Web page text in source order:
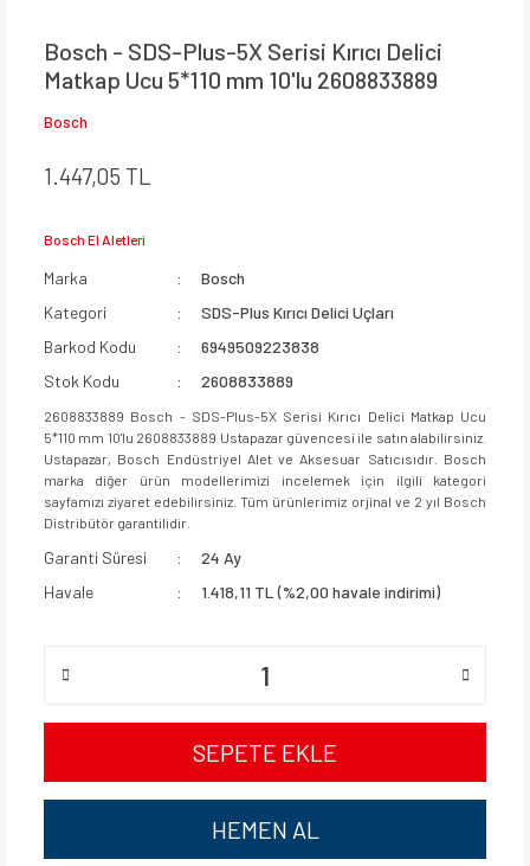
Bosch - SDS-Plus-5X Serisi Kırıcı Delici
Matkap Ucu 5*110 mm 10'lu 2608833889
Bosch
1.447,05 TL
Bosch El Aletleri
Marka
Bosch
Kategori
SDS-Plus Kırıcı Delici Uçları
Barkod Kodu
6949509223838
Stok Kodu
2608833889
2608833889 Bosch - SDS-Plus-5X Serisi Kırıcı Delici Matkap Ucu
5*110 mm 10'lu 2608833889 Ustapazar güvencesi ile satın alabilirsiniz.
Ustapazar, Bosch Endüstriyel Alet ve Aksesuar Satıcısıdır. Bosch
marka diğer ürün modellerimizi incelemek için ilgili kategori
sayfamızı ziyaret edebilirsiniz. Tüm ürünlerimiz orjinal ve 2 yıl Bosch
Distribütör garantilidir.
Garanti Süresi
24 Ay
Havale
1.418,11 TL (%2,00 havale indirimi)
SEPETE EKLE
HEMEN AL